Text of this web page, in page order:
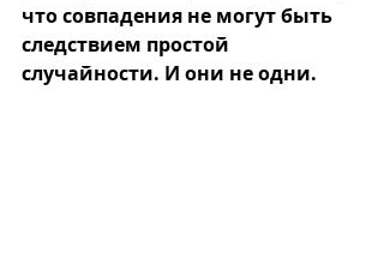
что совпадения не могут быть
следствием простой
случайности. И они не одни.